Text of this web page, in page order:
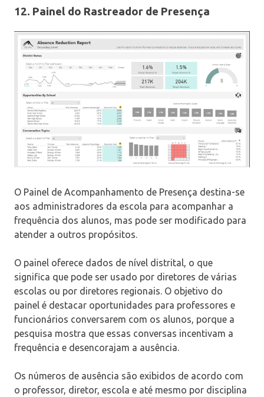
12. Painel do Rastreador de Presença
O Painel de Acompanhamento de Presença destina-se
aos administradores da escola para acompanhar a
frequência dos alunos, mas pode ser modificado para
atender a outros propósitos.
O painel oferece dados de nível distrital, o que
significa que pode ser usado por diretores de várias
escolas ou por diretores regionais. O objetivo do
painel é destacar oportunidades para professores e
funcionários conversarem com os alunos, porque a
pesquisa mostra que essas conversas incentivam a
frequência e desencorajam a ausência.
Os números de ausência são exibidos de acordo com
o professor, diretor, escola e até mesmo por disciplina